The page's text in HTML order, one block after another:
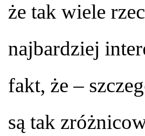
że tak wiele
najbardziej
fakt, że –
są tak